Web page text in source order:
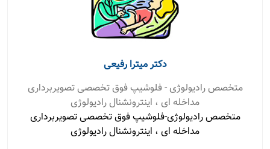
دکتر میترا رفیعی
متخصص رادیولوژی - فلوشیپ فوق تخصصی تصویربرداری
مداخله ای ، اینترونشنال رادیولوژی
متخصص رادیولوژی-فلوشیپ فوق تخصصی تصویربرداری
مداخله ای ، اینترونشنال رادیولوژی